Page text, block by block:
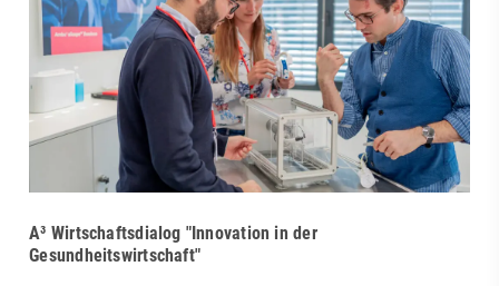
A³ Wirtschaftsdialog "Innovation in der
Gesundheitswirtschaft"